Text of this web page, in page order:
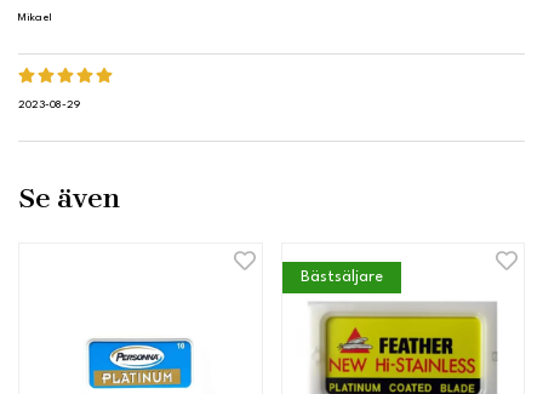
Mikael
2023-08-29
Se även
Bästsäljare